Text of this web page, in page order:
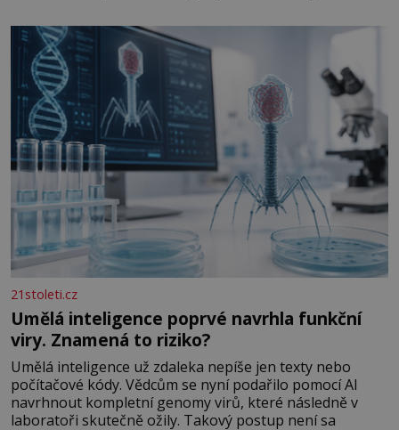
Antikythéry je dnes považován za nejstarší známý
analogový počítač na světě. Přesto ani po více než sto
letech výzkumu
21stoleti.cz
Umělá inteligence poprvé navrhla funkční
viry. Znamená to riziko?
Umělá inteligence už zdaleka nepíše jen texty nebo
počítačové kódy. Vědcům se nyní podařilo pomocí AI
navrhnout kompletní genomy virů, které následně v
laboratoři skutečně ožily. Takový postup není sa